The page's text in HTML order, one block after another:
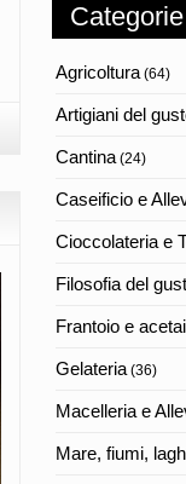
Categorie
Agricoltura(64)
Artigiani del
Cantina(24)
Caseificio e
Cioccolateria e
Filosofia del
Frantoio e
Gelateria(36)
Macelleria e
Mare, fiumi,